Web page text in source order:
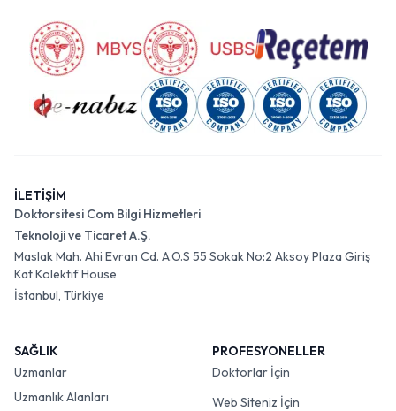
İLETİŞİM
Doktorsitesi Com Bilgi Hizmetleri
Teknoloji ve Ticaret A.Ş.
Maslak Mah. Ahi Evran Cd. A.O.S 55 Sokak No:2 Aksoy Plaza Giriş
Kat Kolektif House
İstanbul, Türkiye
SAĞLIK
Uzmanlar
Uzmanlık Alanları
PROFESYONELLER
Doktorlar İçin
Web Siteniz İçin